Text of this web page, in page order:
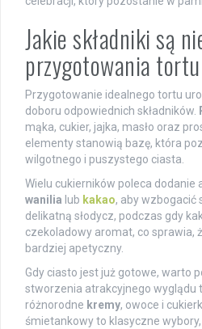
Jakie składniki są
przygotowania
Przygotowanie idealnego tortu
doboru odpowiednich składników.
mąka, cukier, jajka, masło oraz
elementy stanowią bazę, która
wilgotnego i puszystego ciasta.
Wielu cukierników poleca dodanie
wanilia lub kakao, aby wzbogacić
delikatną słodycz, podczas gdy
czekoladowy aromat, co sprawia,
bardziej apetyczny.
Gdy ciasto jest już gotowe, warto
stworzenia atrakcyjnego wyglądu
różnorodne kremy, owoce i
śmietankowy to klasyczne